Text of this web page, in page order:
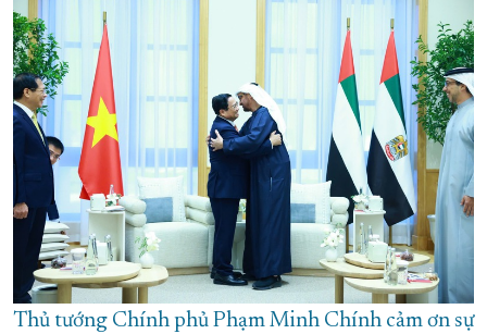
Thủ tướng Chính phủ Phạm Minh Chính cảm ơn sự